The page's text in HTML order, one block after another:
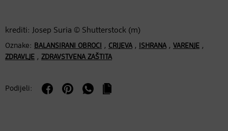
krediti: Josep Suria © Shutterstock (m)
Oznake: BALANSIRANI OBROCI , CRIJEVA, ISHRANA, VARENJE ,
ZDRAVLJE , ZDRAVSTVENA ZAŠTITA
Podijeli: